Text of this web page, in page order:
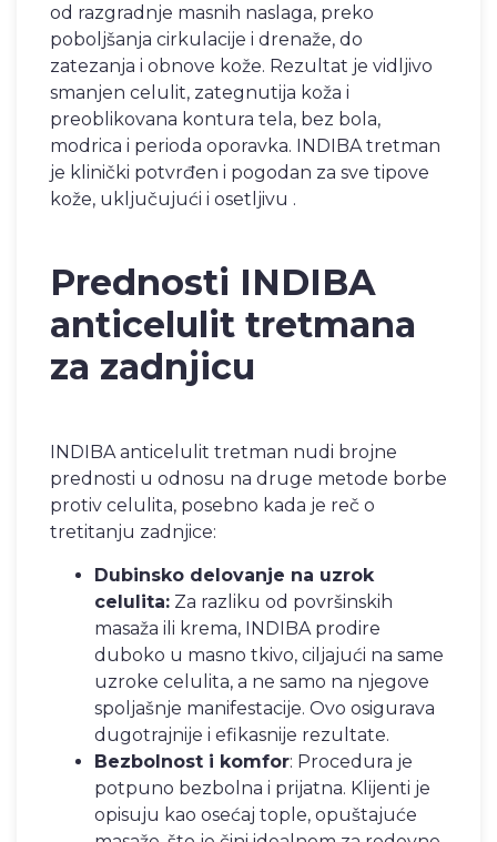
od razgradnje masnih naslaga, preko
poboljšanja cirkulacije i drenaže, do
zatezanja i obnove kože. Rezultat je vidljivo
smanjen celulit, zategnutija koža i
preoblikovana kontura tela, bez bola,
modrica i perioda oporavka. INDIBA tretman
je klinički potvrđen i pogodan za sve tipove
kože, uključujući i osetljivu .
Prednosti INDIBA
anticelulit tretmana
za zadnjicu
INDIBA anticelulit tretman nudi brojne
prednosti u odnosu na druge metode borbe
protiv celulita, posebno kada je reč o
tretitanju zadnjice:
Dubinsko delovanje na uzrok
celulita: Za razliku od površinskih
masaža ili krema, INDIBA prodire
duboko u masno tkivo, ciljajući na same
uzroke celulita, a ne samo na njegove
spoljašnje manifestacije. Ovo osigurava
dugotrajnije i efikasnije rezultate.
Bezbolnost i komfor: Procedura je
potpuno bezbolna i prijatna. Klijenti je
opisuju kao osećaj tople, opuštajuće